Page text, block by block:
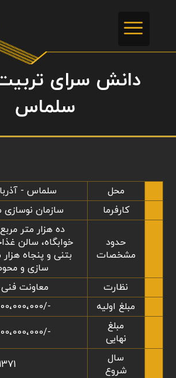
دانش سرای
سلماس
محل
سلماس -
کارفرما
سازمان
حدود
مشخصات
ده هزار متر
خوابگاه، سالن
بتنی و پنجاه
سازی و
نظارت
معاونت فنی
مبلغ اولیه
-/20،000،000،000 ریال
مبلغ
نهایی
-/20،000،000،000 ریال
سال
شروع